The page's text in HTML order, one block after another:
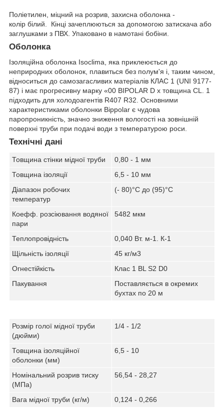
Поліетилен, міцний на розрив, захисна оболонка -
колір білий. Кінці зачеплюються за допомогою затискача або
заглушками з ПВХ. Упаковано в намотані бобіни.
Оболонка
Ізоляційна оболонка Isoclima, яка приклеюється до
неприродних оболонок, плавиться без полум'я і, таким чином,
відноситься до самозагасливих матеріалів КЛАС 1 (UNI 9177-
87) і має прогресивну марку «00 BIPOLAR D x товщина CL. 1
підходить для холодоагентів R407 R32. Основними
характеристиками оболонки Bippolar є чудова
паропроникність, значно зниження вологості на зовнішній
поверхні труби при подачі води з температурою роси.
Технічні дані
Товщина стінки мідної труби
0,80 - 1 мм
Товщина ізоляції
6,5 - 10 мм
Діапазон робочих
температур
(- 80)°С до (95)°С
Коефф. розсіювання водяної
пари
5482 мкм
Теплопровідність
0,040 Вт. м-1. К-1
Щільність ізоляції
45 кг/м3
Огнестійкість
Клас 1 BL S2 D0
Пакування
Поставляється в окремих
бухтах по 20 м
Розмір голої мідної труби
(дюйми)
1/4 - 1/2
Товщина ізоляційної
оболонки (мм)
6,5 - 10
Номінальний розрив тиску
(МПа)
56,54 - 28,27
Вага мідної труби (кг/м) 0,124 - 0,266